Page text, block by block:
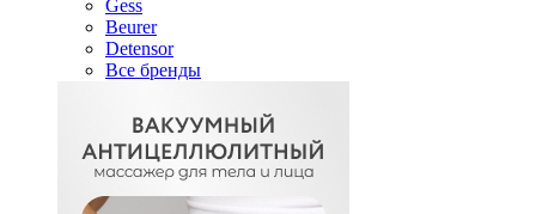
Gess
Beurer
Detensor
Все бренды